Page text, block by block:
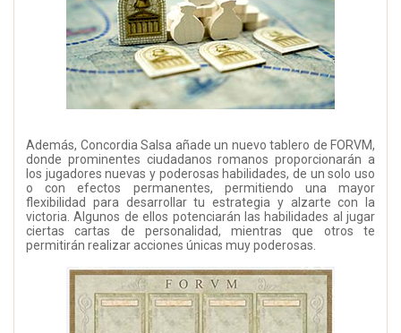
Además, Concordia Salsa añade un nuevo tablero de FORVM,
donde prominentes ciudadanos romanos proporcionarán a
los jugadores nuevas y poderosas habilidades, de un solo uso
o con efectos permanentes, permitiendo una mayor
flexibilidad para desarrollar tu estrategia y alzarte con la
victoria. Algunos de ellos potenciarán las habilidades al jugar
ciertas cartas de personalidad, mientras que otros te
permitirán realizar acciones únicas muy poderosas.